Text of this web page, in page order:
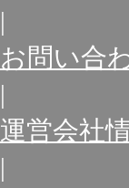
|
お問い合
|
運営会社
|